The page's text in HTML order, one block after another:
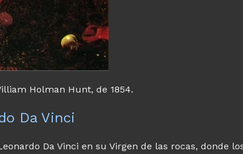
Holman Hunt, de 1854.
Da Vinci
Da Vinci en su Virgen de las rocas, donde